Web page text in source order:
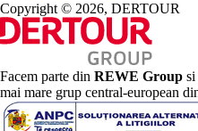
Copyright © 2026, DERTOUR
Facem parte din REWE Group si
mai mare grup central-european